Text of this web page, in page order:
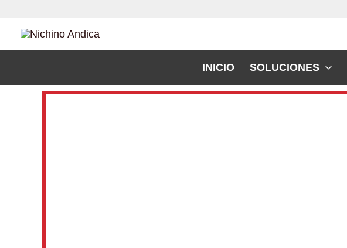
contenido
INICIO SOLUCIONES